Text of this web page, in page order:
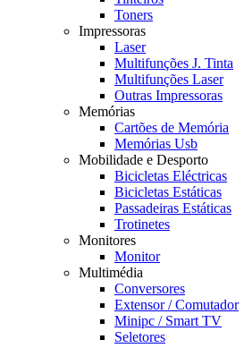
Toners
Impressoras
Laser
Multifunções J. Tinta
Multifunções Laser
Outras Impressoras
Memórias
Cartões de Memória
Memórias Usb
Mobilidade e Desporto
Bicicletas Eléctricas
Bicicletas Estáticas
Passadeiras Estáticas
Trotinetes
Monitores
Monitor
Multimédia
Conversores
Extensor / Comutador
Minipc / Smart TV
Seletores